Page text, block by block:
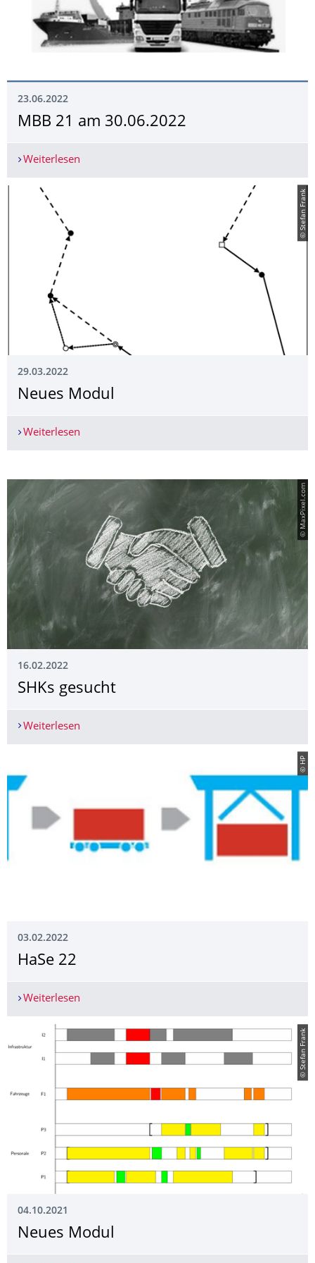
23.06.2022
MBB 21 am 30.06.2022
Weiterlesen
© Stefan Frank
29.03.2022
Neues Modul
Weiterlesen
© MaxPixel.com
16.02.2022
SHKs gesucht
Weiterlesen
© HP
03.02.2022
HaSe 22
Weiterlesen
© Stefan Frank
04.10.2021
Neues Modul